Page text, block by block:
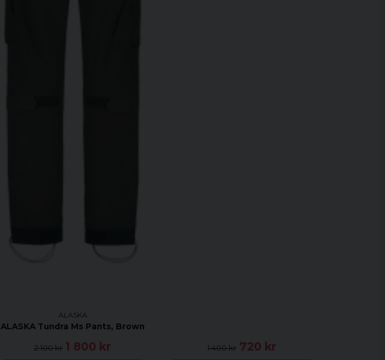
ALASKA
ALASKA Tundra Ms Pants, Brown
2 100 kr 1 800 kr 1 400 kr 720 kr